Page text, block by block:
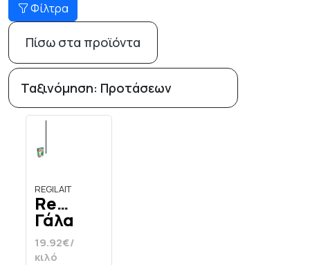
Φίλτρα
Πίσω στα προϊόντα
REGILAIT
Regilait
Γάλα
Σε
Σκόνη
19.92€/
κιλό